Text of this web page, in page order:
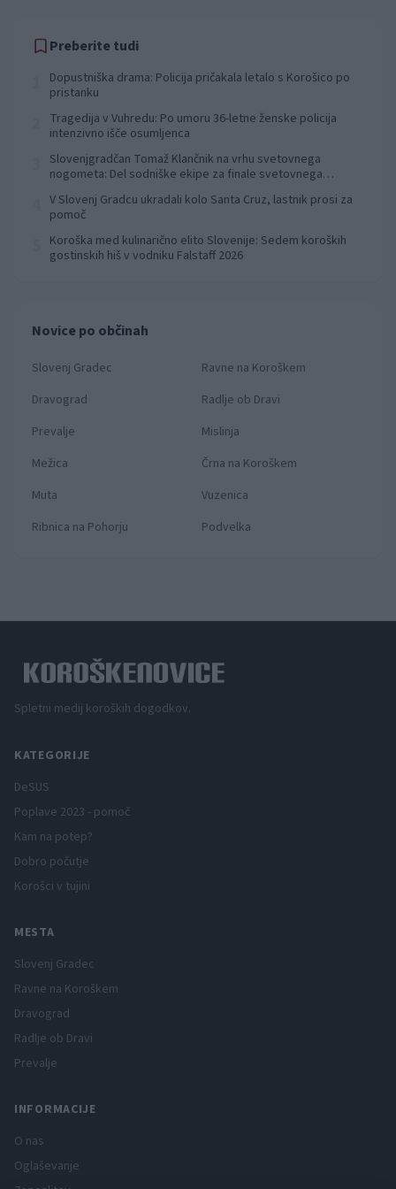
Preberite tudi
Dopustniška drama: Policija pričakala letalo s Korošico po
pristanku
Tragedija v Vuhredu: Po umoru 36-letne ženske policija
intenzivno išče osumljenca
Slovenjgradčan Tomaž Klančnik na vrhu svetovnega
nogometa: Del sodniške ekipe za finale svetovnega
V Slovenj Gradcu ukradali kolo Santa Cruz, lastnik prosi za
pomoč
Koroška med kulinarično elito Slovenije: Sedem koroških
gostinskih hiš v vodniku Falstaff 2026
Novice po občinah
Slovenj Gradec
Ravne na Koroškem
Dravograd
Radlje ob Dravi
Prevalje
Mislinja
Mežica
Črna na Koroškem
Muta
Vuzenica
Ribnica na Pohorju
Podvelka
Spletni medij koroških dogodkov.
KATEGORIJE
DeSUS
Poplave 2023 - pomoč
Kam na potep?
Dobro počutje
Korošci v tujini
MESTA
Slovenj Gradec
Ravne na Koroškem
Dravograd
Radlje ob Dravi
Prevalje
INFORMACIJE
O nas
Oglaševanje